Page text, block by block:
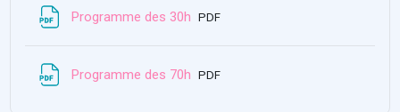
Programme des 30h Файл
PDF
Programme des 70h Файл
PDF